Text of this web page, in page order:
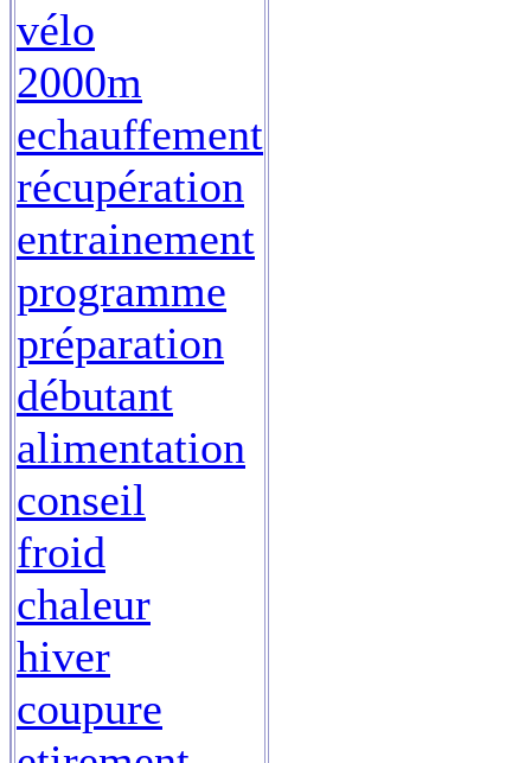
vélo
2000m
echauffement
récupération
entrainement
programme
préparation
débutant
alimentation
conseil
froid
chaleur
hiver
coupure